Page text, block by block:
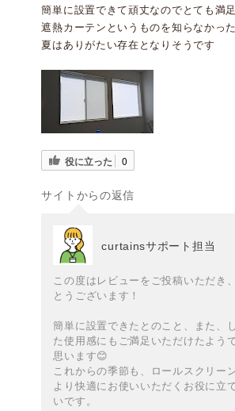
簡単に設置できて頑丈なのでとても満
遮熱カーテンというものを知らなかっ
夏はありがたい存在となりそうです
役に立った 0
サイトからの返信
curtainsサポート担当
この度はレビューをご投稿いただき
とうございます！
簡単に設置できたとのこと、また、
た使用感にもご満足いただけたよう
思います😊
これからの季節も、ロールスクリー
より快適にお使いいただくお役に立
いです。